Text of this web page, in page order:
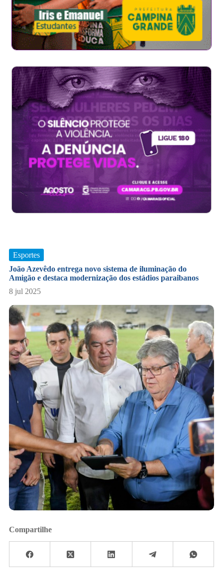
Esportes
João Azevêdo entrega novo sistema de iluminação do
Amigão e destaca modernização dos estádios paraibanos
8 jul 2025
Compartilhe